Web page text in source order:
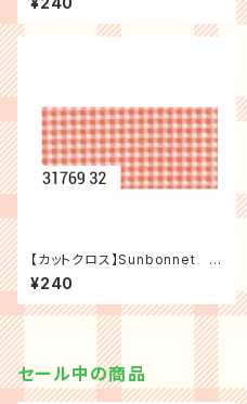
ル）
【カットクロス】Sunbonnet チ
ェック（コーラル）
¥240
セール中の商品